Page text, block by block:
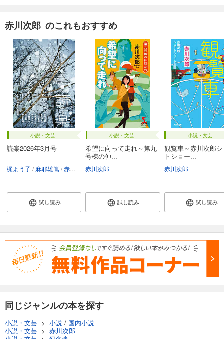
赤川次郎 のこれもおすすめ
小説・文芸
読楽2026年3月号
梶よう子 麻耶雄嵩 赤神諒 赤川次郎 坂井希久子 あさのあつこ
試し読み
小説・文芸
希望に向って走れ～第九
号棟の仲...
赤川次郎
試し読み
小説・文芸
観覧車～赤川次郎
トショー...
赤川次郎
試し読み
同じジャンルの本を探す
小説・文芸 > 小説 / 国内小説
小説・文芸 > 赤川次郎